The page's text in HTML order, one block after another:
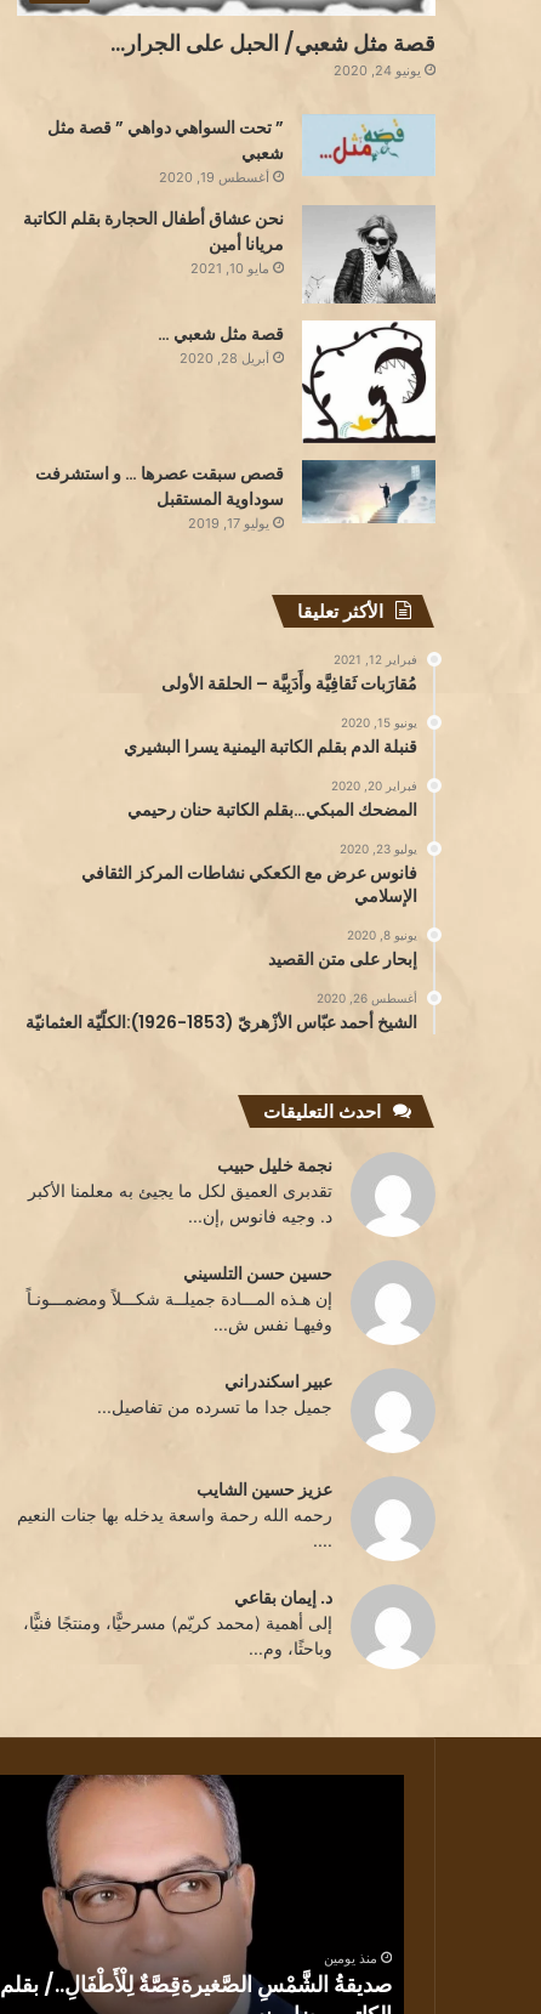
قصة مثل شعبي/ الحبل على الجرار…
يونيو 24, 2020
” تحت السواهي دواهي ” قصة مثل
شعبي
أغسطس 19, 2020
نحن عشاق أطفال الحجارة بقلم الكاتبة
مريانا أمين
مايو 10, 2021
قصة مثل شعبي …
أبريل 28, 2020
قصص سبقت عصرها … و استشرفت
سوداوية المستقبل
يوليو 17, 2019
الأكثر تعليقا
فبراير 12, 2021
مُقارَبات ثَقافِيَّة وأَدَبِيَّة – الحلقة الأولى
يونيو 15, 2020
قنبلة الدم بقلم الكاتبة اليمنية يسرا البشيري
فبراير 20, 2020
المضحك المبكي…بقلم الكاتبة حنان رحيمي
يوليو 23, 2020
فانوس عرض مع الكعكي نشاطات المركز الثقافي
الإسلامي
يونيو 8, 2020
إبحار على متن القصيد
أغسطس 26, 2020
الشيخ أحمد عبّاس الأزْهريّ (1853-1926):الكلّيّة العثمانيّة
احدث التعليقات
نجمة خليل حبيب
تقدبرى العميق لكل ما يجيئ به معلمنا الأكبر
د. وجيه فانوس ,إن...
حسين حسن التلسيني
إن هـذه المـــادة جميلــة شكـــلاً ومضمـــونـاً
وفيهـا نفس ش...
عبير اسكندراني
جميل جدا ما تسرده من تفاصيل...
عزيز حسين الشايب
رحمه الله رحمة واسعة يدخله بها جنات النعيم
....
د. إيمان بقاعي
إلى أهمية (محمد كريّم) مسرحيًّا، ومنتجًا فنيًّا،
وباحثًا، وم...
يونسمنذ يومين
صديقةُ الشَّمْسِ الصَّغيرةقِصَّةٌ لِلْأَطْفَالِ../ بقلم